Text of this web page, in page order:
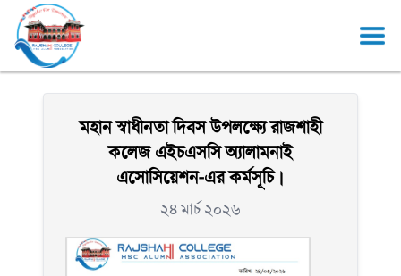
মহান স্বাধীনতা দিবস উপলক্ষ্যে রাজশাহী
কলেজ এইচএসসি অ্যালামনাই
এসোসিয়েশন-এর কর্মসূচি।
২৪ মার্চ ২০২৬